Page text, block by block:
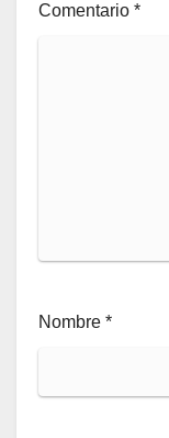
Comentario *
Nombre *